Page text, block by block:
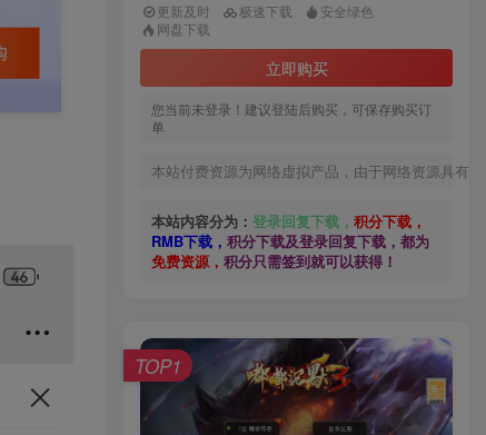
更新及时 极速下载
安全绿色
网盘下载
立即购买
您当前未登录！建议登陆后购买，可保存购买订
单
本站付费资源为网络虚拟产品，由于网络资源具有
本站内容分为： 登录回复下载， 积分下载，
RMB下载， 积分下载及登录回复下载，都为
免费资源， 积分只需签到就可以获得！
TOP1